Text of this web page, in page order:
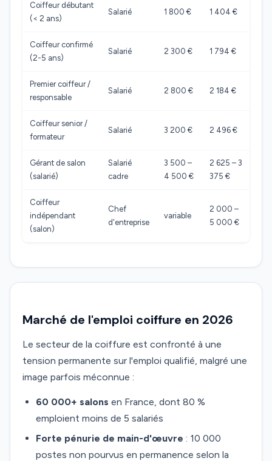
Coiffeur débutant
(< 2 ans)
Salarié 1 800 € 1 404 €
Coiffeur confirmé
(2-5 ans)
Salarié 2 300 € 1 794 €
Premier coiffeur /
responsable
Salarié 2 800 € 2 184 €
Coiffeur senior /
formateur
Salarié 3 200 € 2 496 €
Gérant de salon
(salarié)
Salarié
cadre
3 500 –
4 500 €
2 625 – 3
375 €
Coiffeur
indépendant
(salon)
Chef
d'entreprise
variable
2 000 –
5 000 €
Marché de l'emploi coiffure en 2026
Le secteur de la coiffure est confronté à une
tension permanente sur l'emploi qualifié, malgré une
image parfois méconnue :
60 000+ salons en France, dont 80 %
emploient moins de 5 salariés
Forte pénurie de main-d'œuvre : 10 000
postes non pourvus en permanence selon la